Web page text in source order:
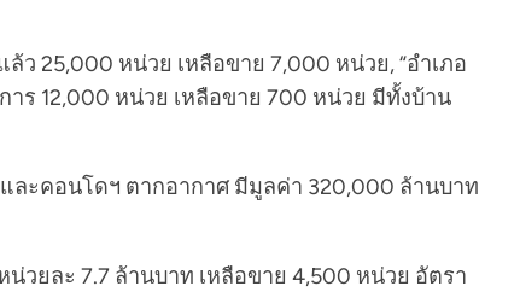
ว 25,000 หน่วย เหลือขาย 7,000 หน่วย, “อำเภอ
าร 12,000 หน่วย เหลือขาย 700 หน่วย มีทั้งบ้าน
ละคอนโดฯ ตากอากาศ มีมูลค่า 320,000 ล้านบาท
วยละ 7.7 ล้านบาท เหลือขาย 4,500 หน่วย อัตรา